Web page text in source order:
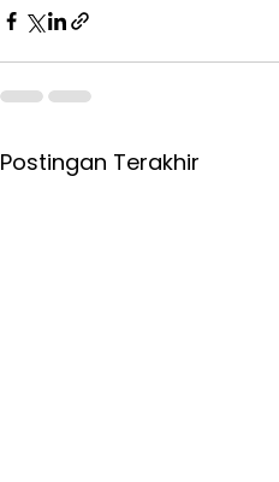
Postingan Terakhir